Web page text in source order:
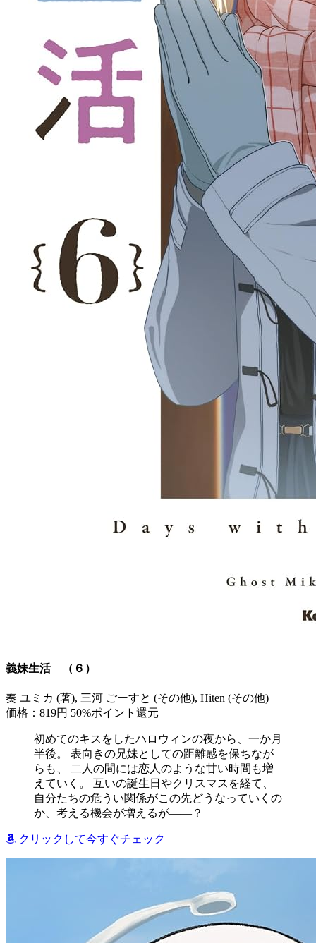
義妹生活 （６）
奏 ユミカ (著), 三河 ごーすと (その他), Hiten (その他)
価格：819円 50%ポイント還元
初めてのキスをしたハロウィンの夜から、一か月
半後。 表向きの兄妹としての距離感を保ちなが
らも、 二人の間には恋人のような甘い時間も増
えていく。 互いの誕生日やクリスマスを経て、
自分たちの危うい関係がこの先どうなっていくの
か、考える機会が増えるが――？
クリックして今すぐチェック